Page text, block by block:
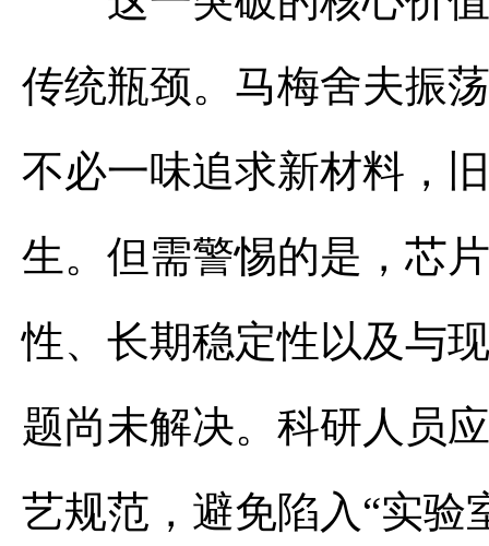
传统瓶颈。马梅舍夫振
不必一味追求新材料，
生。但需警惕的是，芯
性、长期稳定性以及与
题尚未解决。科研人员
艺规范，避免陷入“实验